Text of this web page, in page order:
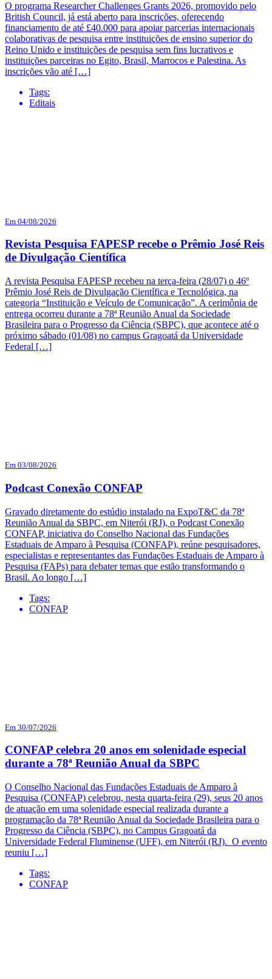
O programa Researcher Challenges Grants 2026, promovido pelo
British Council, já está aberto para inscrições, oferecendo
financiamento de até £40.000 para apoiar parcerias internacionais
colaborativas de pesquisa entre instituições de ensino superior do
Reino Unido e instituições de pesquisa sem fins lucrativos e
instituições parceiras no Egito, Brasil, Marrocos e Palestina. As
inscrições vão até […]
Tags:
Editais
Em 04/08/2026
Revista Pesquisa FAPESP recebe o Prêmio José Reis
de Divulgação Científica
A revista Pesquisa FAPESP recebeu na terça-feira (28/07) o 46º
Prêmio José Reis de Divulgação Científica e Tecnológica, na
categoria “Instituição e Veículo de Comunicação”. A cerimônia de
entrega ocorreu durante a 78ª Reunião Anual da Sociedade
Brasileira para o Progresso da Ciência (SBPC), que acontece até o
próximo sábado (01/08) no campus Gragoatá da Universidade
Federal […]
Em 03/08/2026
Podcast Conexão CONFAP
Gravado diretamente do estúdio instalado na ExpoT&C da 78ª
Reunião Anual da SBPC, em Niterói (RJ), o Podcast Conexão
CONFAP, iniciativa do Conselho Nacional das Fundações
Estaduais de Amparo à Pesquisa (CONFAP), reúne pesquisadores,
especialistas e representantes das Fundações Estaduais de Amparo à
Pesquisa (FAPs) para debater temas que estão transformando o
Brasil. Ao longo […]
Tags:
CONFAP
Em 30/07/2026
CONFAP celebra 20 anos em solenidade especial
durante a 78ª Reunião Anual da SBPC
O Conselho Nacional das Fundações Estaduais de Amparo à
Pesquisa (CONFAP) celebrou, nesta quarta-feira (29), seus 20 anos
de atuação em uma solenidade especial realizada durante a
programação da 78ª Reunião Anual da Sociedade Brasileira para o
Progresso da Ciência (SBPC), no Campus Gragoatá da
Universidade Federal Fluminense (UFF), em Niterói (RJ). O evento
reuniu […]
Tags:
CONFAP